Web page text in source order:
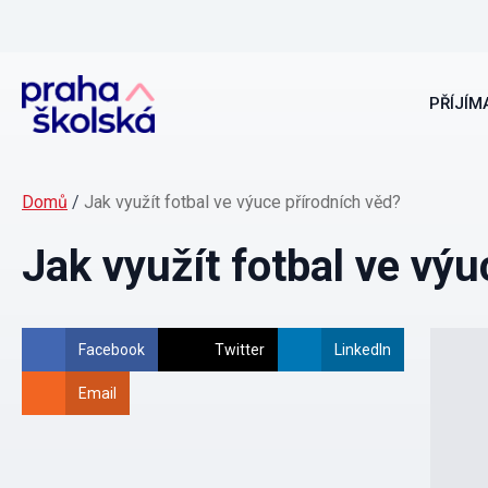
Domů / Jak využít fotbal ve výuce přírodních věd?
Jak využít fotbal ve
Facebook Twitter LinkedIn
Email